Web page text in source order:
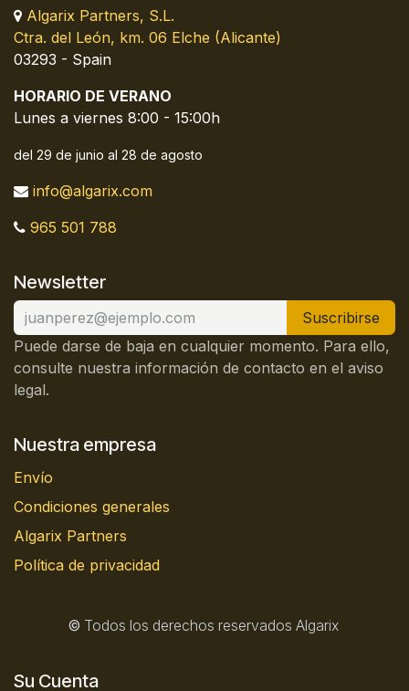
Algarix Partners, S.L.
Ctra. del León, km. 06 Elche (Alicante)
03293 - Spain
HORARIO DE VERANO
Lunes a viernes 8:00 - 15:00h
del 29 de junio al 28 de agosto
info@algarix.com
965 501 788
Newsletter
Suscribirse
Puede darse de baja en cualquier momento. Para ello,
consulte nuestra información de contacto en el aviso
legal.
Nuestra empresa
Envío
Condiciones generales
Algarix Partners
Política de privacidad
© Todos los derechos reservados Algarix
Su Cuenta